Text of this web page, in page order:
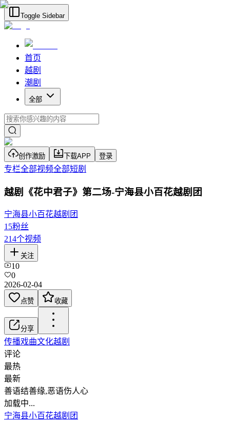
Toggle Sidebar
首页
越剧
潮剧
全部
创作激励 下载APP 登录
专栏全部视频全部短剧
越剧《花中君子》第二场-宁海县小百花越剧团
宁海县小百花越剧团
15粉丝
214个视频
关注
10
0
2026-02-04
点赞 收藏
分享
传播戏曲文化越剧
评论
最热
最新
善语结善缘,恶语伤人心
加载中...
宁海县小百花越剧团